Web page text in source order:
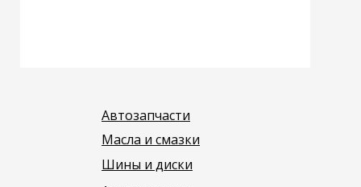
Шины и диски
Масла и смазки
Автозапчасти